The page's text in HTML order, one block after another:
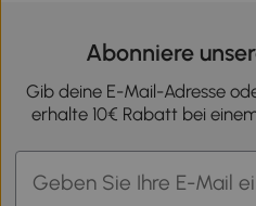
Abonniere
Gib deine E-Mail-Adresse
erhalte 10€ Rabatt bei